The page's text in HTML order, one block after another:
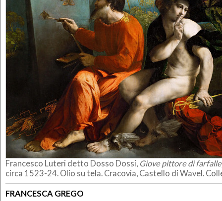
Francesco Luteri detto Dosso Dossi, Giove pittore di
circa 1523-24. Olio su tela. Cracovia, Castello di Wavel.
FRANCESCA GREGO